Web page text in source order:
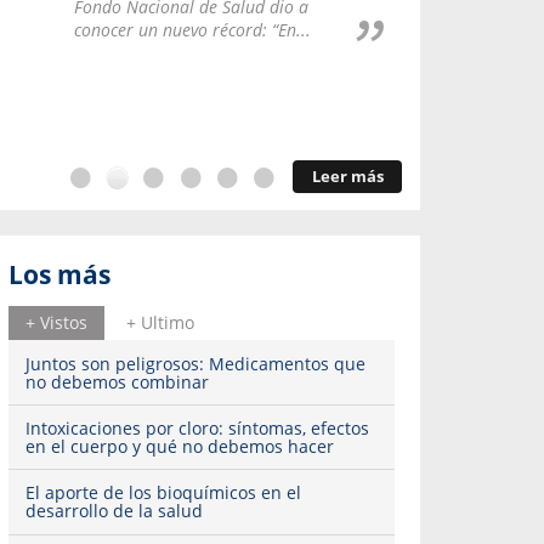
Fondo Nacional de Salud dio a
conocer un nuevo récord: “En...
Leer más
Los más
+ Vistos
+ Ultimo
Juntos son peligrosos: Medicamentos que
no debemos combinar
Intoxicaciones por cloro: síntomas, efectos
en el cuerpo y qué no debemos hacer
El aporte de los bioquímicos en el
desarrollo de la salud